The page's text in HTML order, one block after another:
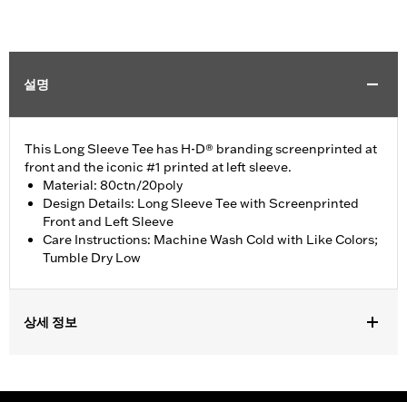
설명
This Long Sleeve Tee has H-D® branding screenprinted at
front and the iconic #1 printed at left sleeve.
Material: 80ctn/20poly
Design Details: Long Sleeve Tee with Screenprinted
Front and Left Sleeve
Care Instructions: Machine Wash Cold with Like Colors;
Tumble Dry Low
상세 정보